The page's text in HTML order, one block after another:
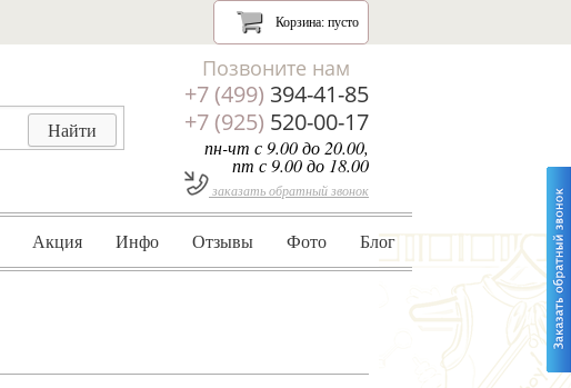
Корзина: пусто
Позвоните нам
+7 (499) 394-41-85
+7 (925) 520-00-17
пн-чт с 9.00 до 20.00,
пт с 9.00 до 18.00
заказать обратный звонок
Акция Инфо Отзывы Фото Блог